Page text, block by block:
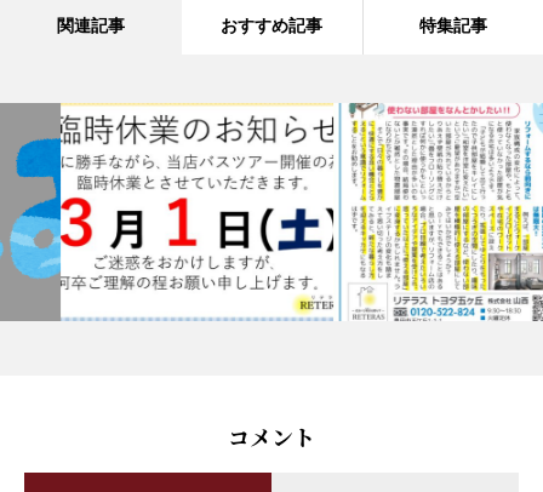
関連記事 おすすめ記事 特集記事
コメント